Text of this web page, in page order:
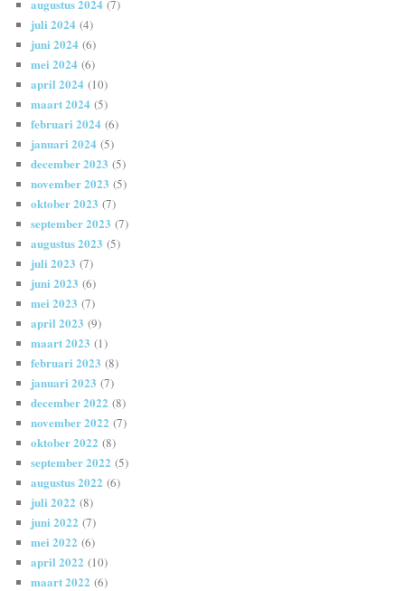
augustus 2024 (7)
juli 2024 (4)
juni 2024 (6)
mei 2024 (6)
april 2024 (10)
maart 2024 (5)
februari 2024 (6)
januari 2024 (5)
december 2023 (5)
november 2023 (5)
oktober 2023 (7)
september 2023 (7)
augustus 2023 (5)
juli 2023 (7)
juni 2023 (6)
mei 2023 (7)
april 2023 (9)
maart 2023 (1)
februari 2023 (8)
januari 2023 (7)
december 2022 (8)
november 2022 (7)
oktober 2022 (8)
september 2022 (5)
augustus 2022 (6)
juli 2022 (8)
juni 2022 (7)
mei 2022 (6)
april 2022 (10)
maart 2022 (6)